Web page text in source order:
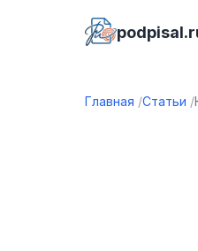
Главная Статьи